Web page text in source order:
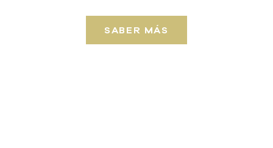
SABER MÁS